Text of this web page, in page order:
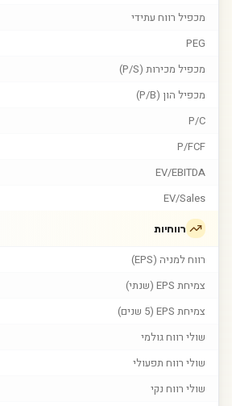
מכפיל רווח עתידי
PEG
מכפיל מכירות (P/S)
מכפיל הון (P/B)
P/C
P/FCF
EV/EBITDA
EV/Sales
רווחיות
רווח למניה (EPS)
צמיחת EPS (שנתי)
צמיחת EPS (5 שנים)
שולי רווח גולמי
שולי רווח תפעולי
שולי רווח נקי